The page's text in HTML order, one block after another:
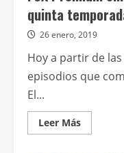
quinta
26 enero, 2019
Hoy a partir de
episodios que
El...
Leer MásLeer
más